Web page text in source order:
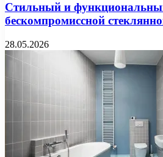
Стильный и
бескомпромиссной
28.05.2026